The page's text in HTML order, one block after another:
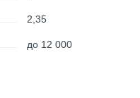
2,35
до 12 000